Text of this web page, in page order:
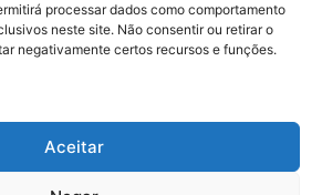
processar dados como comportamento
neste site. Não consentir ou retirar o
negativamente certos recursos e funções.
Aceitar
multicultural e criativa. Nossa proposta é
de ferramentas para realizadores e
de espaços criativos e culturais.